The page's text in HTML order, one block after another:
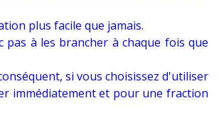
plus facile que jamais.
à les brancher à chaque fois que
si vous choisissez d'utiliser
immédiatement et pour une fraction